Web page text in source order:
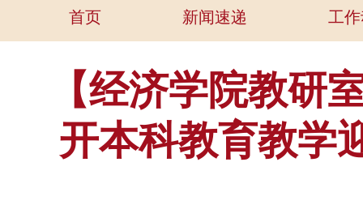
首页 新闻速递 工
【经济学院教研
开本科教育教学